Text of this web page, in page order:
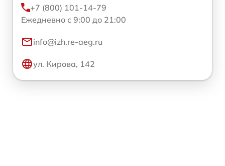
+7 (800) 101-14-79
Ежедневно с 9:00 до 21:00
info@izh.re-aeg.ru
ул. Кирова, 142